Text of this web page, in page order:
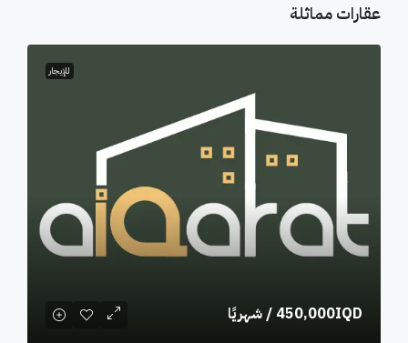
عقارات مماثلة
للإيجار
450,000IQD / شهريًا